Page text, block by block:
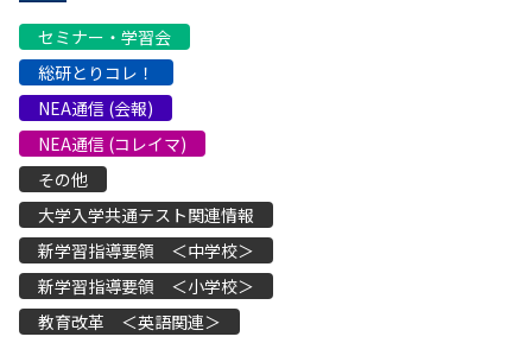
セミナー・学習会
総研とりコレ！
NEA通信 (会報)
NEA通信 (コレイマ)
その他
大学入学共通テスト関連情報
新学習指導要領 ＜中学校＞
新学習指導要領 ＜小学校＞
教育改革 ＜英語関連＞